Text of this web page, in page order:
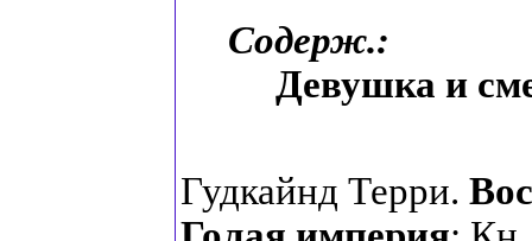
Содерж.:
Девушка и
Гудкайнд Терри.